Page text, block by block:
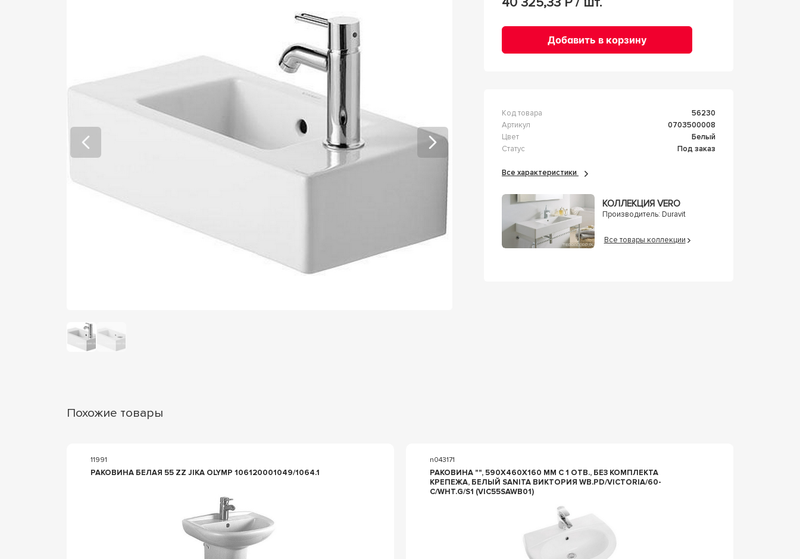
Добавить в корзину
Код товара
56230
Артикул
0703500008
Цвет
Белый
Статус
Под заказ
Все характеристики
КОЛЛЕКЦИЯ VERO
Производитель: Duravit
Все товары коллекции
Похожие товары
11991
РАКОВИНА БЕЛАЯ 55 ZZ JIKA OLYMP 106120001049/1064.1
n043171
РАКОВИНА "", 590X460X160 ММ С 1 ОТВ., БЕЗ КОМПЛЕКТА
КРЕПЕЖА, БЕЛЫЙ SANITA ВИКТОРИЯ WB.PD/VICTORIA/60-
C/WHT.G/S1 (VIC55SAWB01)